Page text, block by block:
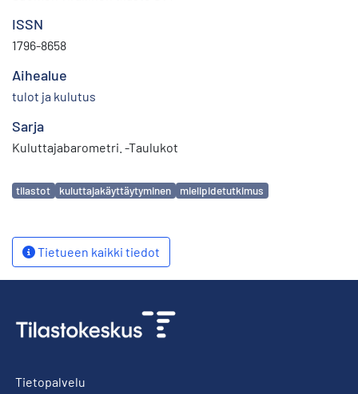
ISSN
1796-8658
Aihealue
tulot ja kulutus
Sarja
Kuluttajabarometri. -Taulukot
Avainsanat
tilastot kuluttajakäyttäytyminen mielipidetutkimus
Tietueen kaikki tiedot
Tietopalvelu